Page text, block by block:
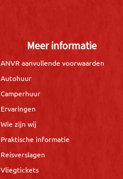
Meer informatie
ANVR aanvullende voorwaarden
Autohuur
Camperhuur
Ervaringen
Wie zijn wij
Praktische informatie
Reisverslagen
Vliegtickets